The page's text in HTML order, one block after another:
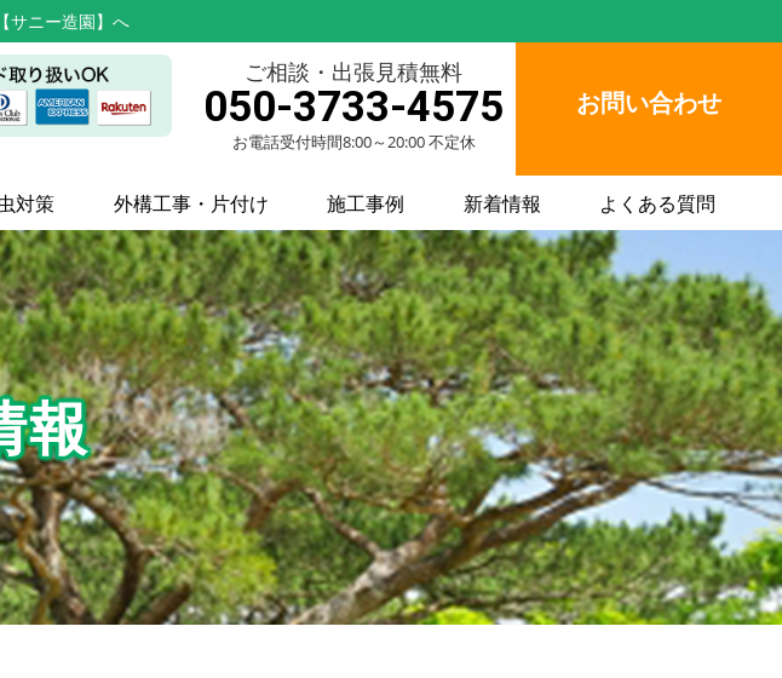
サニー造園】へ
ご相談・出張見積無料
050-3733-4575
お電話受付時間8:00～20:00 不定休
お問い合わせ
対策 外構工事・片付け 施工事例 新着情報 よくある質問
報